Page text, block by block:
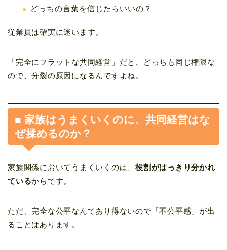
どっちの言葉を信じたらいいの？
従業員は確実に迷います。
「完全にフラットな共同経営」だと、どっちも同じ権限な
ので、分裂の原因になるんですよね。
■ 家族はうまくいくのに、共同経営はな
ぜ揉めるのか？
家族関係においてうまくいくのは、役割がはっきり分かれ
ているからです。
ただ、完全な公平なんてあり得ないので「不公平感」が出
ることはあります。